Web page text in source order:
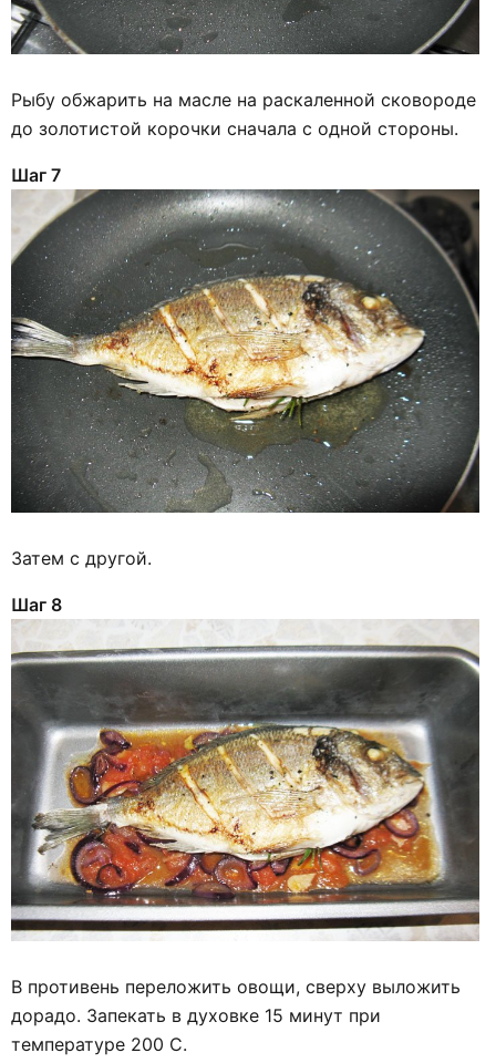
Рыбу обжарить на масле на раскаленной сковороде
до золотистой корочки сначала с одной стороны.
Шаг 7
Затем с другой.
Шаг 8
В противень переложить овощи, сверху выложить
дорадо. Запекать в духовке 15 минут при
температуре 200 С.